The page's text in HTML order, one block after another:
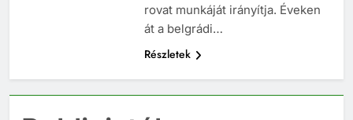
rovat munkáját irányítja. Éveken
át a belgrádi…
Részletek